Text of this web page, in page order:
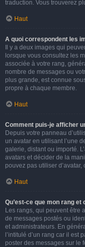
traduction. Vous trouverez
Haut
A quoi correspondent les
Il y a deux images qui
lorsque vous consultez les
associée à votre rang,
nombre de messages ou
plus grande, est connue
propre à chaque membre.
Haut
Comment puis-je afficher
Depuis votre panneau
un avatar en utilisant l’une
galerie, distant ou importé.
avatars et décider de la
pouvez pas utiliser
Haut
Qu’est-ce que mon rang
Les rangs, qui peuvent être
de messages postés ou
et administrateurs. En
l’intitulé d’un rang car il est
poster des messages sur le